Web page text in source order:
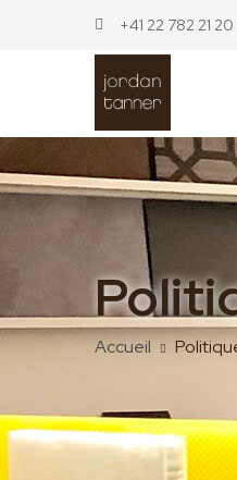
+41 22 782 21 20
Accueil